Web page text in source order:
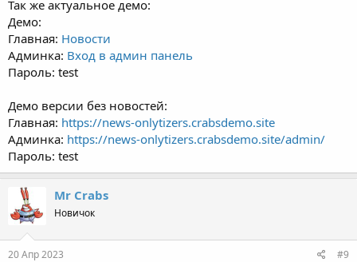
Так же актуальное демо:
Демо:
Главная: Новости
Админка: Вход в админ панель
Пароль: test
Демо версии без новостей:
Главная: https://news-onlytizers.crabsdemo.site
Админка: https://news-onlytizers.crabsdemo.site/admin/
Пароль: test
Mr Crabs
Новичок
20 Апр 2023 #9